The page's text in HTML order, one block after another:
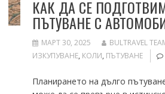
КАК ДА СЕ
ПЪТУВАНЕ С
МАРТ 30, 2025
BULTRAVEL
ИЗКУПУВАНЕ, КОЛИ, ПЪТУВАНЕ
Планирането на дълго